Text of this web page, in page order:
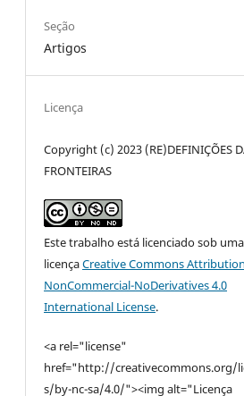
Seção
Artigos
Licença
Copyright (c) 2023 (RE)DEFINIÇÕES
FRONTEIRAS
Este trabalho está licenciado sob uma
licençaCreative Commons
NonCommercial-NoDerivatives 4.0
International License.
<a rel="license"
href="http://creativecommons.org/
s/by-nc-sa/4.0/"><img alt="Licença